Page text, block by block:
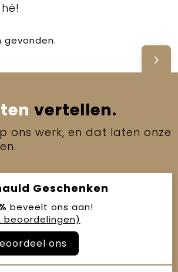
vertellen.
ons werk, en dat laten onze
Geschenken
beveelt ons aan!
beoordelingen)
ons